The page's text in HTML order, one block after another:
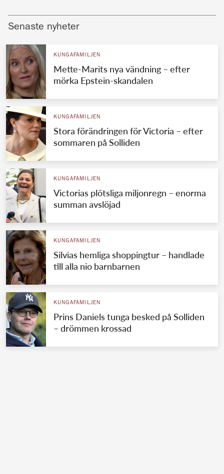
Senaste nyheter
KUNGAFAMILJEN
Mette-Marits nya vändning – efter
mörka Epstein-skandalen
KUNGAFAMILJEN
Stora förändringen för Victoria – efter
sommaren på Solliden
KUNGAFAMILJEN
Victorias plötsliga miljonregn – enorma
summan avslöjad
KUNGAFAMILJEN
Silvias hemliga shoppingtur – handlade
till alla nio barnbarnen
KUNGAFAMILJEN
Prins Daniels tunga besked på Solliden
– drömmen krossad